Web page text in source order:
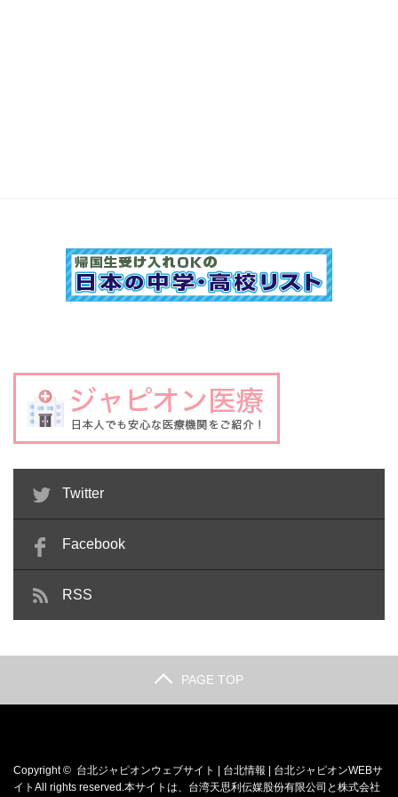
Twitter
Facebook
RSS
PAGE TOP
Copyright © 台北ジャピオンウェブサイト | 台北情報 | 台北ジャピオンWEBサ
イト All rights reserved.本サイトは、 台湾天思利伝媒股份有限公司 と株式会社